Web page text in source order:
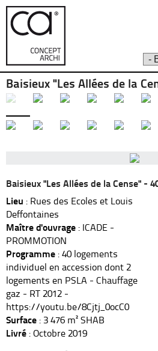
Baisieux "Les Allées de la
Baisieux "Les Allées de la Cense" -
Lieu : Rues des Ecoles et Louis
Deffontaines
Maître d'ouvrage : ICADE -
PROMMOTION
Programme : 40 logements
individuel en accession dont 2
logements en PSLA - Chauffage
gaz - RT 2012 -
https://youtu.be/8Cjtj_0ocC0
Surface : 3 476 m² SHAB
Livré : Octobre 2019